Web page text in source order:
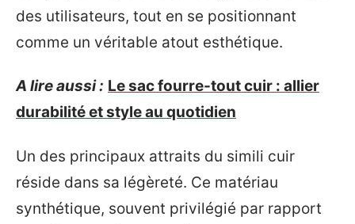
des utilisateurs, tout en se positionnant
comme un véritable atout esthétique.
A lire aussi : Le sac fourre-tout cuir : allier
durabilité et style au quotidien
Un des principaux attraits du simili cuir
réside dans sa légèreté. Ce matériau
synthétique, souvent privilégié par rapport